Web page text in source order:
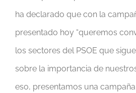
ha declarado que con la
presentado hoy “queremos
los sectores del PSOE que
sobre la importancia de
eso, presentamos una